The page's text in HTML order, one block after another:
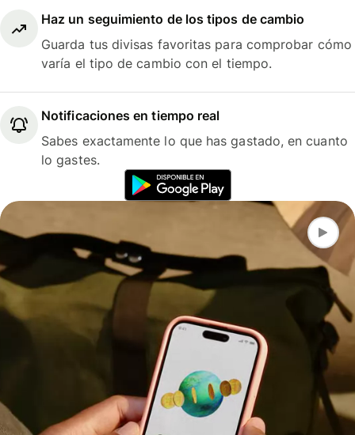
Haz un seguimiento de los tipos de cambio
Guarda tus divisas favoritas para comprobar cómo
varía el tipo de cambio con el tiempo.
Notificaciones en tiempo real
Sabes exactamente lo que has gastado, en cuanto
lo gastes.